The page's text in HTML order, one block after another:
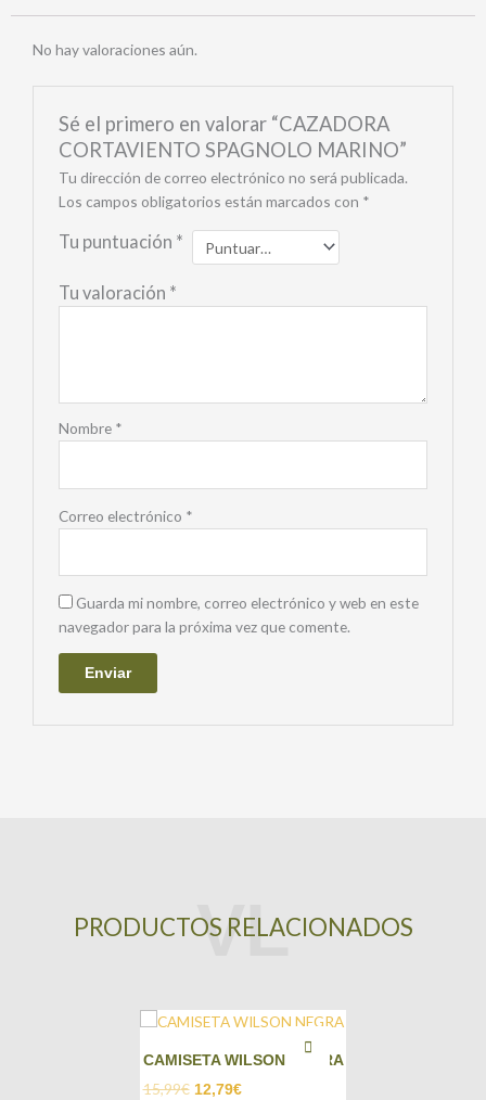
No hay valoraciones aún.
Sé el primero en valorar “CAZADORA
CORTAVIENTO SPAGNOLO MARINO”
Tu dirección de correo electrónico no será publicada.
Los campos obligatorios están marcados con *
Tu puntuación *
Tu valoración *
Nombre *
Correo electrónico *
Guarda mi nombre, correo electrónico y web en este
navegador para la próxima vez que comente.
PRODUCTOS RELACIONADOS
CAMISETA WILSON NEGRA
15,99€ 12,79€